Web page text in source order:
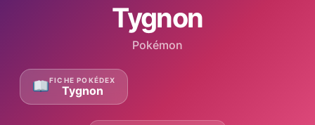
Tygnon
Pokémon
FICHE POKÉDEX
Tygnon